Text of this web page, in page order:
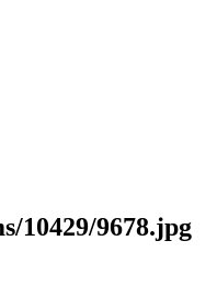
10429/9678.jpg